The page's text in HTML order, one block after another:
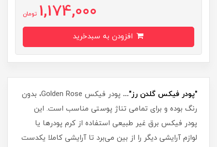
1,174,000 تومان
"پودر فیکس گلدن رز"...
پودر فیکس Golden Rose، بدون
رنگ بوده و برای تمامی تناژ پوستی مناسب است. این
پودر فیکس برق غیر طبیعی استفاده از کرم پودرها یا
لوازم آرایشی دیگر را از بین می‌برد تا آرایشی کاملا یکدست